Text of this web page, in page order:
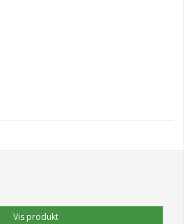
Vis produkt